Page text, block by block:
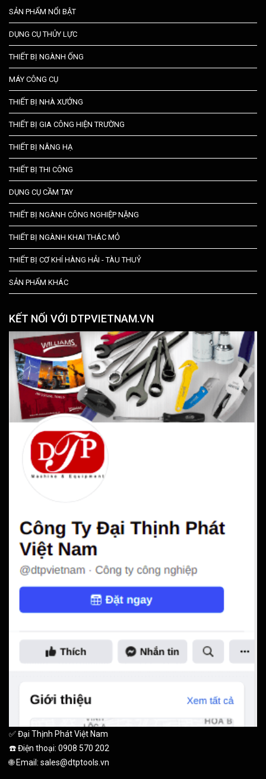
SẢN PHẨM NỔI BẬT
DỤNG CỤ THỦY LỰC
THIẾT BỊ NGÀNH ỐNG
MÁY CÔNG CỤ
THIẾT BỊ NHÀ XƯỞNG
THIẾT BỊ GIA CÔNG HIỆN TRƯỜNG
THIẾT BỊ NÂNG HẠ
THIẾT BỊ THI CÔNG
DỤNG CỤ CẦM TAY
THIẾT BỊ NGÀNH CÔNG NGHIỆP NẶNG
THIẾT BỊ NGÀNH KHAI THÁC MỎ
THIẾT BỊ CƠ KHÍ HÀNG HẢI - TÀU THUỶ
SẢN PHẨM KHÁC
KẾT NỐI VỚI DTPVIETNAM.VN
✅ Đại Thịnh Phát Việt Nam
☎️ Điện thoại: 0908 570 202
🌐 Email: sales@dtptools.vn